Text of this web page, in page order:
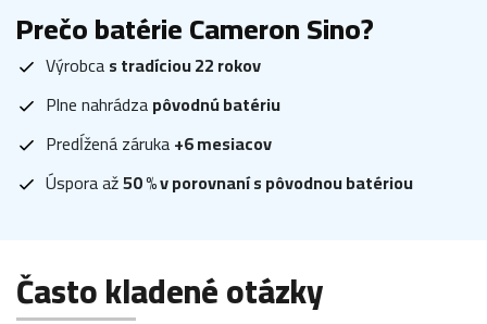
Prečo batérie Cameron Sino?
Výrobcas tradíciou 22 rokov
Plne nahrádzapôvodnú batériu
Predĺžená záruka+6 mesiacov
Úspora až50 % v porovnaní s pôvodnou batériou
Často kladené otázky